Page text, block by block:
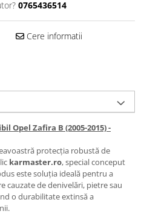
0765436514
Cere informatii
Opel Zafira B (2005-2015) -
protecția robustă de
karmaster.ro, special conceput
este soluția ideală pentru a
cauzate de denivelări, pietre sau
o durabilitate extinsă a